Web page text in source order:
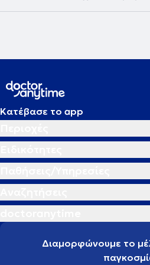
Κατέβασε το app
Διαμορφώνουμε το